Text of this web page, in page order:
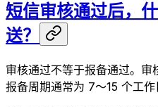
短信审核通过后，
送？
审核通过不等于报备通过。审
报备周期通常为 7～15 个工作